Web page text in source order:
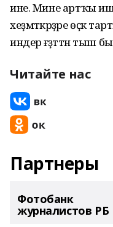
ине. Мине артҡы
хеҙмәткәрҙәре өҫкә
индерә ғәҙәттән тыш
Читайте нас
Партнеры
Фотобанк
журналистов РБ